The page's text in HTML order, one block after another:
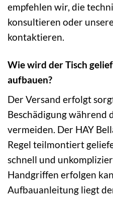
empfehlen wir, die
konsultieren oder
kontaktieren.
Wie wird der Tisch
aufbauen?
Der Versand erfolgt
Beschädigung während
vermeiden. Der HAY
Regel teilmontiert
schnell und
Handgriffen erfolgen
Aufbauanleitung liegt